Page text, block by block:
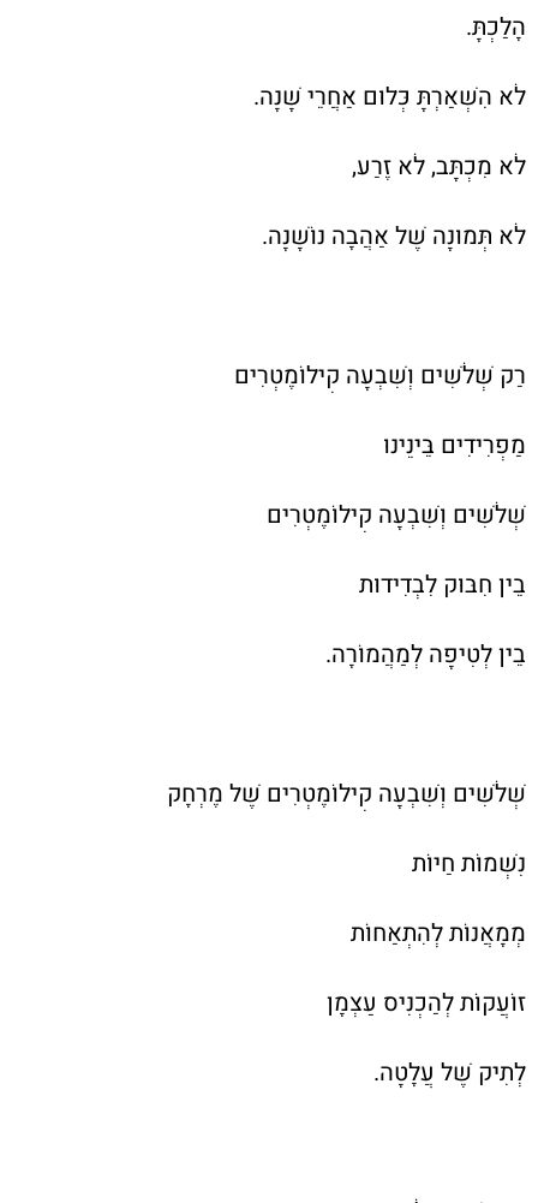
הָלַכְתָּ.
לֹא הִשְׁאַרְתָּ כְּלוּם אַחֲרֵי שָׁנָה.
לֹא מִכְתָּב, לֹא זֶרַע,
לֹא תְּמוּנָה שֶׁל אַהֲבָה נוֹשָׁנָה.
רַק שְׁלֹשִׁים וְשִׁבְעָה קִילוֹמֶטְרִים
מַפְרִידִים בֵּינֵינוּ
שְׁלֹשִׁים וְשִׁבְעָה קִילוֹמֶטְרִים
בֵין חִבּוּק לִבְדִידוּת
בֵין לְטִיפָה לְמַהֲמוֹרָה.
שְׁלֹשִׁים וְשִׁבְעָה קִילוֹמֶטְרִים שֶׁל מֶרְחָק
נִשְׁמוֹת חַיּוֹת
מְמָאֲנוֹת לְהִתְאַחוֹת
זוֹעֲקוֹת לְהַכְנִיס עַצְמָן
לְתִיק שֶׁל עֲלָטָה.